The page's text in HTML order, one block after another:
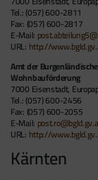
Tel.: (057) 600-2811
Fax: (057) 600-2817
E-Mail:
URL: http://
Amt der
Wohnbauförderung
7000 Eisenstadt,
Tel.: (057) 600-2456
Fax: (057) 600-2055
E-Mail:
URL: http://
Kärnten